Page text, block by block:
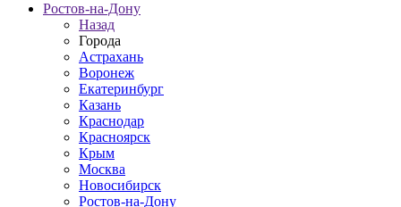
Ростов-на-Дону
Назад
Города
Астрахань
Воронеж
Екатеринбург
Казань
Краснодар
Красноярск
Крым
Москва
Новосибирск
Ростов-на-Дону